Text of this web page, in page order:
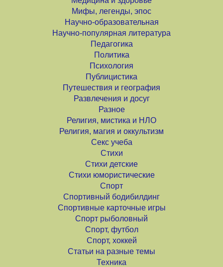
Мифы, легенды, эпос
Научно-образовательная
Научно-популярная литература
Педагогика
Политика
Психология
Публицистика
Путешествия и география
Развлечения и досуг
Разное
Религия, мистика и НЛО
Религия, магия и оккультизм
Секс учеба
Стихи
Стихи детские
Стихи юмористические
Спорт
Спортивный бодибилдинг
Спортивные карточные игры
Спорт рыболовный
Спорт, футбол
Спорт, хоккей
Статьи на разные темы
Техника